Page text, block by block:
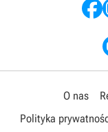
O nas
Polityka